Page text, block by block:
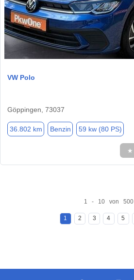
VW Polo
Göppingen, 73037
36.802 km Benzin 59 kw (80 PS)
★
1 - 10 von 500
1 2 3 4 5